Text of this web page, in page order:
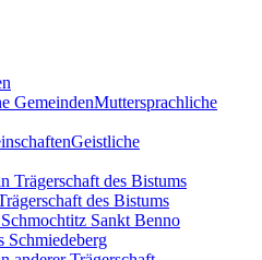
Muttersprachliche
Geistliche
des Bistums
Sankt Benno
Schmiedeberg